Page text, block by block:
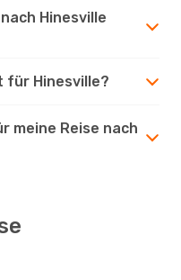
Hinesville
für Hinesville?
meine Reise nach